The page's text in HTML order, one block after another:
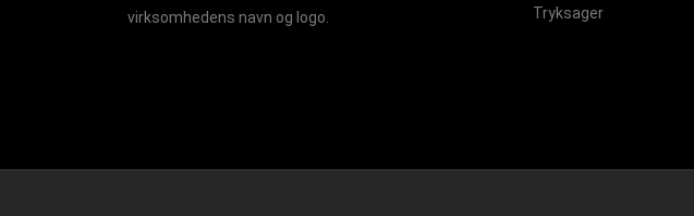
virksomhedens navn og logo.
Tryksager